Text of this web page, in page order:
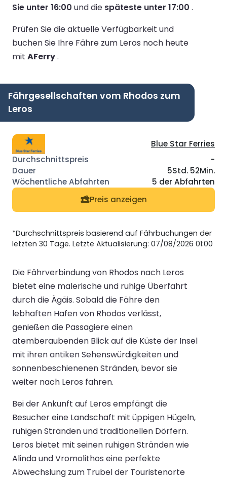
Sie unter 16:00 und die späteste unter 17:00 .
Prüfen Sie die aktuelle Verfügbarkeit und
buchen Sie Ihre Fähre zum Leros noch heute
mit AFerry.
Fährgesellschaften vom Rhodos zum
Leros
Blue Star Ferries
-
5Std. 52Min.
5 der Abfahrten
Preis anzeigen
*Durchschnittspreis basierend auf Fährbuchungen der
letzten 30 Tage. Letzte Aktualisierung: 07/08/2026 01:00
Die Fährverbindung von Rhodos nach Leros
bietet eine malerische und ruhige Überfahrt
durch die Ägäis. Sobald die Fähre den
lebhaften Hafen von Rhodos verlässt,
genießen die Passagiere einen
atemberaubenden Blick auf die Küste der Insel
mit ihren antiken Sehenswürdigkeiten und
sonnenbeschienenen Stränden, bevor sie
weiter nach Leros fahren.
Bei der Ankunft auf Leros empfängt die
Besucher eine Landschaft mit üppigen Hügeln,
ruhigen Stränden und traditionellen Dörfern.
Leros bietet mit seinen ruhigen Stränden wie
Alinda und Vromolithos eine perfekte
Abwechslung zum Trubel der Touristenorte